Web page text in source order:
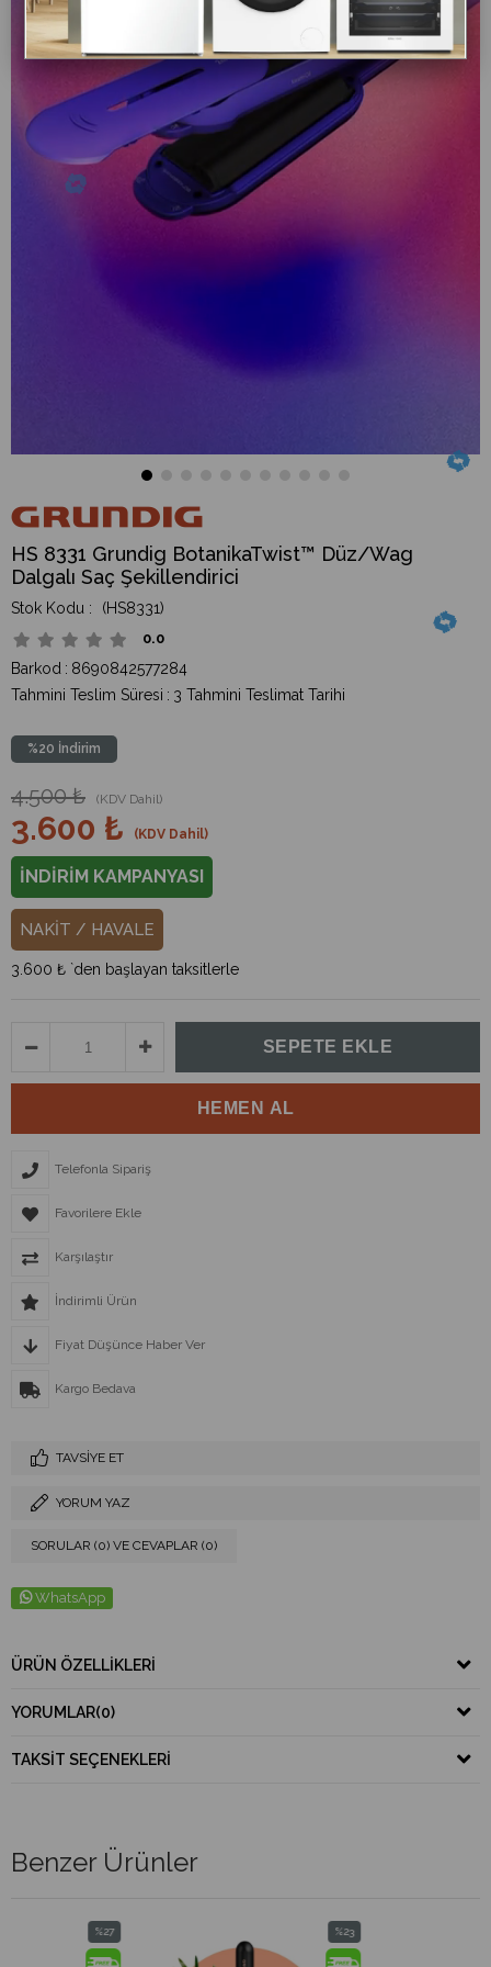
HS 8331 Grundig BotanikaTwist™ Düz/Wag
Dalgalı Saç Şekillendirici
(HS8331)
0.0
Barkod : 8690842577284
Tahmini Teslim Süresi : 3 Tahmini Teslimat Tarihi
%20 İndirim
4.500 ₺ (KDV Dahil)
3.600 ₺ (KDV Dahil)
İNDİRİM KAMPANYASI
NAKİT / HAVALE
3.600 ₺ `den başlayan taksitlerle
Telefonla Sipariş
Favorilere Ekle
Karşılaştır
İndirimli Ürün
Fiyat Düşünce Haber Ver
Kargo Bedava
TAVSIYE ET
YORUM YAZ
SORULAR (0) VE CEVAPLAR (0)
WhatsApp
ÜRÜN ÖZELLIKLERI
YORUMLAR(0)
TAKSIT SEÇENEKLERI
Benzer Ürünler
İndirim